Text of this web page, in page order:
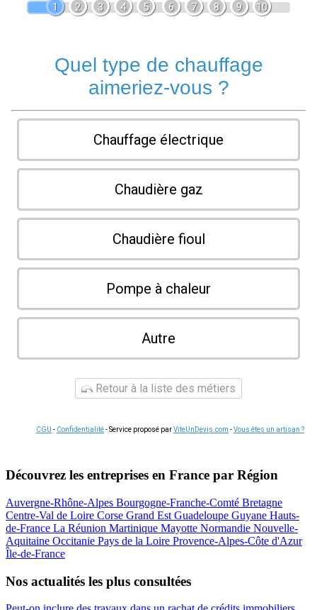
1 2 3 4 5 6 7 8 9 10
Quel type de chauffage
aimeriez-vous ?
Chauffage électrique
Chaudière gaz
Chaudière fioul
Pompe à chaleur
Autre
Retour à la liste des métiers
CGU - Confidentialité- Service proposé parViteUnDevis.com -Vous êtes un artisan ?
Découvrez les entreprises en France par Région
Auvergne-Rhône-Alpes Bourgogne-Franche-Comté Bretagne
Centre-Val de Loire Corse Grand Est Guadeloupe Guyane Hauts-
de-France La Réunion Martinique Mayotte Normandie Nouvelle-
Aquitaine Occitanie Pays de la Loire Provence-Alpes-Côte d'Azur
Île-de-France
Nos actualités les plus consultées